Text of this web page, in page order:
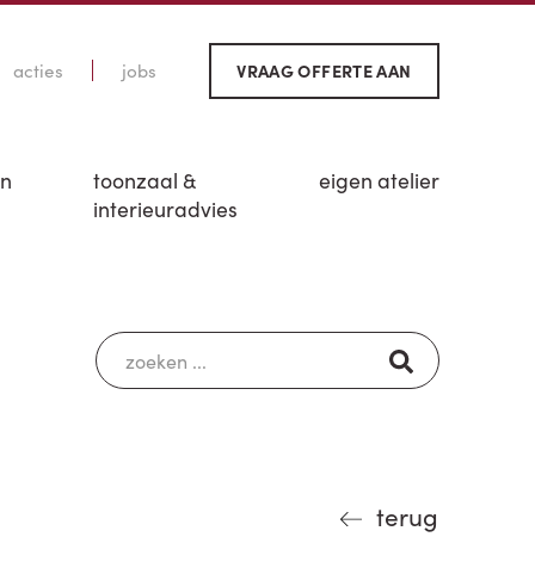
acties jobs VRAAG OFFERTE AAN
toonzaal &
interieuradvies
eigen atelier
terug